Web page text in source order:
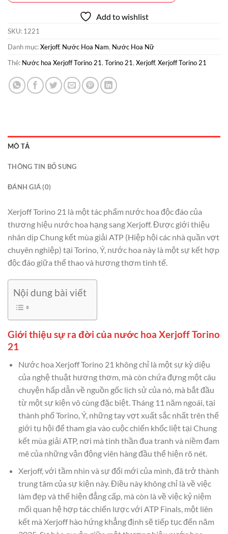
Add to wishlist
SKU: 1221
Danh mục:Xerjoff, Nước Hoa Nam, Nước Hoa Nữ
Thẻ: Nước hoa Xerjoff Torino 21, Torino 21, Xerjoff, Xerjoff Torino 21
MÔ TẢ
THÔNG TIN BỔ SUNG
ĐÁNH GIÁ (0)
Xerjoff Torino 21 là một tác phẩm nước hoa độc đáo của
thương hiệu nước hoa hạng sang Xerjoff. Được giới thiệu
nhân dịp Chung kết mùa giải ATP (Hiệp hội các nhà quần vợt
chuyên nghiệp) tại Torino, Ý, nước hoa này là một sự kết hợp
độc đáo giữa thể thao và hương thơm tinh tế.
Nội dung bài viết
Giới thiệu sự ra đời của nước hoa Xerjoff Torino
21
Nước hoa Xerjoff Torino 21 không chỉ là một sự kỳ diệu
của nghệ thuật hương thơm, mà còn chứa đựng một câu
chuyện hấp dẫn về nguồn gốc lịch sử của nó, mà bắt đầu
từ một sự kiện vô cùng đặc biệt. Tháng 11 năm ngoái, tại
thành phố Torino, Ý, những tay vợt xuất sắc nhất trên thế
giới tụ hội để tham gia vào cuộc chiến khốc liệt tại Chung
kết mùa giải ATP, nơi mà tinh thần đua tranh và niềm đam
mê của những vận động viên hàng đầu thể hiện rõ nét.
Xerjoff, với tầm nhìn và sự đổi mới của mình, đã trở thành
trung tâm của sự kiện này. Điều này không chỉ là về việc
làm đẹp và thể hiện đẳng cấp, mà còn là về việc kỷ niệm
mối quan hệ hợp tác chiến lược với ATP Finals, một liên
kết mà Xerjoff hào hứng khẳng định sẽ tiếp tục đến năm